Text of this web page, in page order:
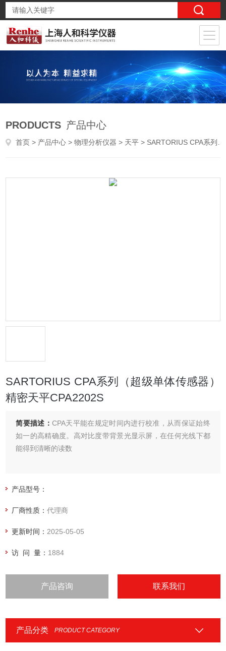
PRODUCTS 产品中心
首页 > 产品中心 >物理分析仪器 > 天平 > SARTORIUS CPA系列（超级单体传感器）精密天平CPA2202S
SARTORIUS CPA系列（超级单体传感器）
精密天平CPA2202S
简要描述： CPA天平能在规定时间内进行校准，从而保证始终
如一的高精确度。高对比度带背景光显示屏，在任何光线下都
能得到清晰的读数
产品型号：
厂商性质：代理商
更新时间： 2025-05-05
访 问 量： 1884
产品咨询 联系我们
产品分类 PRODUCT CATEGORY